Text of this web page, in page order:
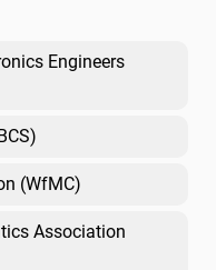
Engineers
(WfMC)
Association